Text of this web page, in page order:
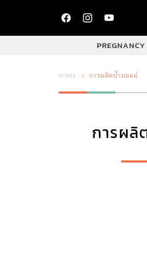
PREGNANCY
HOME การผลิตน้ำนมแม่
การผลิ